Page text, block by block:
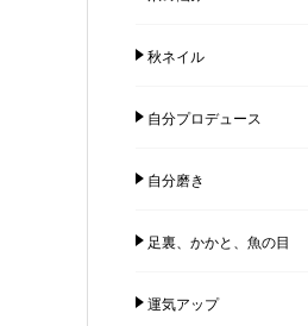
秋ネイル
自分プロデュース
自分磨き
足裏、かかと、魚の目
運気アップ